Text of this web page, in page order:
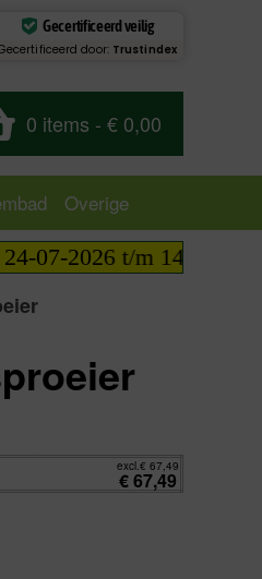
Gecertificeerd veilig
door: Trustindex
0 items - € 0,00
Overige
t/m 14-08-2026
excl.€ 67,49
€67,49